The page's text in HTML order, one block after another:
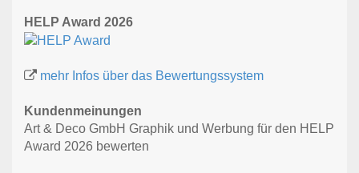
HELP Award 2026
mehr Infos über das Bewertungssystem
Kundenmeinungen
Art & Deco GmbH Graphik und Werbung für den HELP
Award 2026 bewerten